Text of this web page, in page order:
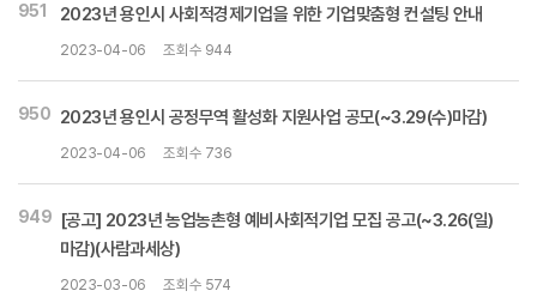
951 2023년 용인시 사회적경제기업을 위한 기업맞춤형 컨설팅 안내
2023-04-06 조회수 944
950 2023년 용인시 공정무역 활성화 지원사업 공모(~3.29(수)마감)
2023-04-06 조회수 736
949 [공고] 2023년 농업농촌형 예비사회적기업 모집 공고(~3.26(일)
마감)(사람과세상)
2023-03-06 조회수 574